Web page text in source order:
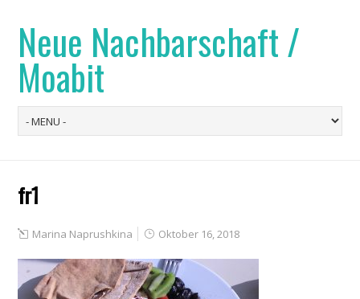
Neue Nachbarschaft /
Moabit
fr1
Marina Naprushkina Oktober 16, 2018